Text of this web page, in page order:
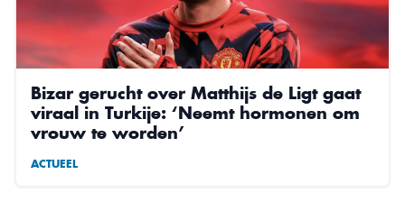
Bizar gerucht over Matthijs de Ligt gaat
viraal in Turkije: ‘Neemt hormonen om
vrouw te worden’
ACTUEEL